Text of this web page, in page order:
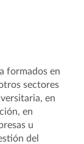
formados en
sectores
en
en
u
del